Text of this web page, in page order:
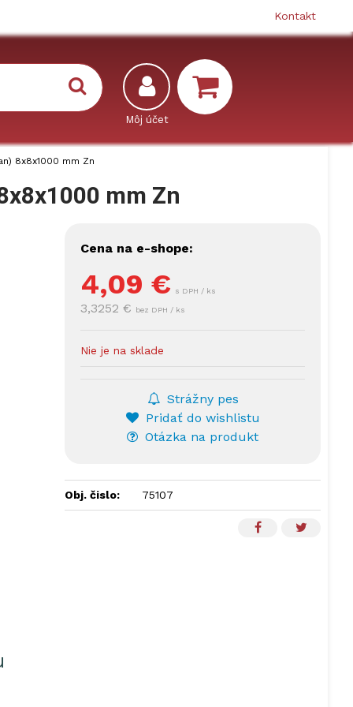
Kontakt
8x8x1000 mm Zn
mm Zn
Cena na e-shope:
4,09 € s DPH / ks
3,3252 € bez DPH / ks
Nie je na sklade
Strážny pes
Pridať do wishlistu
Otázka na produkt
Obj. čislo: 75107